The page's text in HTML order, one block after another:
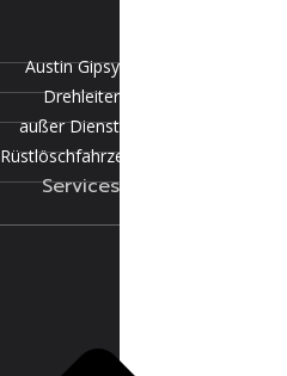
Austin Gipsy
Drehleiter
außer Dienst
Rüstlöschfahrzeug
Services